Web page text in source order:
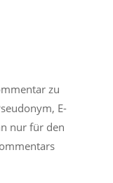
zu
E-
nur für den